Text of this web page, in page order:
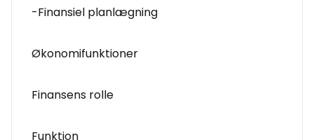
-Finansiel planlægning
Økonomifunktioner
Finansens rolle
Funktion